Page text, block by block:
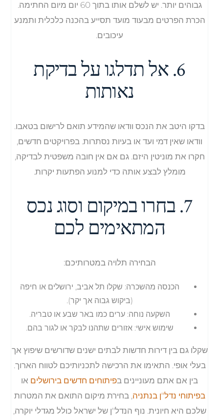
גבוהים יותר. יש לשלם אותו בתוך 60 יום מיום החתימה.
הכרת הפרטים מבעוד מועד תסייע בהכנה כלכלית ותמנע
עיכובים.
6. אל תדלגו על בדיקת
נאותות
בדקו היטב את הנכס וודאו שהמידע תואם לרישום בטאבו.
וודאו שאין דמי ועד או בעיות נסתרות. בפרויקטים חדשים,
חקרו את מוניטין היזם. גם אם אין חובה משפטית לבדיקה,
מומלץ לבצע אותה כדי למנוע הפתעות יקרות.
7. בחרו במיקום וסוג נכס
המתאימים לכם
הבחירה תלויה במטרותיכם:
הכנסה מהשכרה: שקלו תל אביב, ירושלים או חיפה
(ביקוש גבוה אך יקר).
השקעה נוחה: ערים כמו באר שבע או טבריה.
שימוש אישי: אזורים שתהנו לבקר או לגור בהם.
שקלו גם בין דירות חדשות לבתים ישנים שדורשים שיפוץ אך
בעלי אופי. התאימו את הרכישה לתכניותיכם לטווח הארוך.
בין אם אתם מעוניינים בפיתוחים חדשים בירושליםאו
בפיתוחי נדל"ן בנתניה, בחירת מיקום התואם את המטרות
שלכם היא חיונית. נוף הנדל"ן של ישראל כולל מגדלי יוקרה,